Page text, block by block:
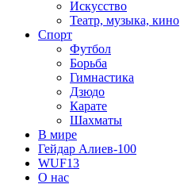
Искусство
Театр, музыка, кино
Спорт
Футбол
Борьба
Гимнастика
Дзюдо
Карате
Шахматы
В мире
Гейдар Алиев-100
WUF13
О нас